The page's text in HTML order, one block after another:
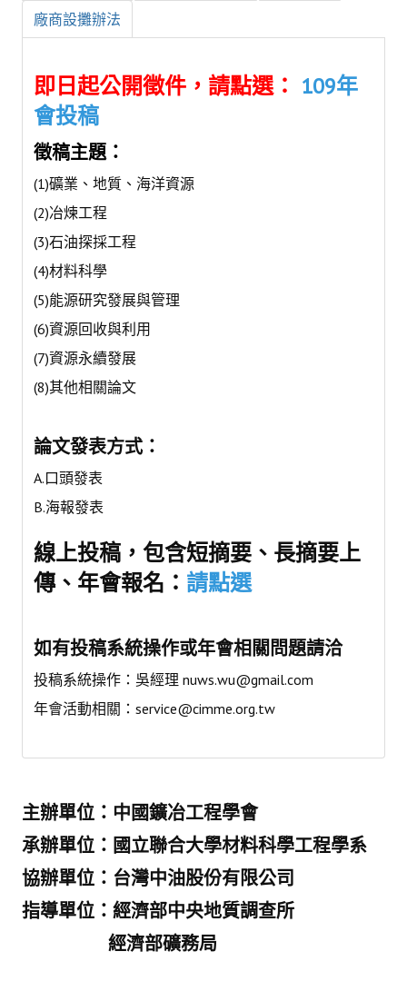
場地租借管理辦法
會員代表選舉辦法
追憶盧善棟前理事長
學會獎項
盧善棟獎學金
盧善棟獎學金得獎人
歷年技術獎章得獎人
歷年大專學生獎勵金得獎人
歷年論文獎得獎人
榮譽榜
本會榮獲內政部104年全國性社會暨職業團體工作品鑑「甲等獎」
本會朱前理事長榮獲2012年第30屆國家傑出總經理獎
歷年詹天佑論文獎與中工會論文得獎人
學會出版品
年會手冊
專題討論會論文集
鑽禧紀念冊
廠商設攤辦法
即日起公開徵件，請點選： 109年
會投稿
徵稿主題：
(1)礦業、地質、海洋資源
(2)冶煉工程
(3)石油探採工程
(4)材料科學
(5)能源研究發展與管理
(6)資源回收與利用
(7)資源永續發展
(8)其他相關論文
論文發表方式：
A.口頭發表
B.海報發表
線上投稿，包含短摘要、長摘要上
傳、年會報名： 請點選
如有投稿系統操作或年會相關問題請洽
投稿系統操作：吳經理 nuws.wu@gmail.com
年會活動相關： service@cimme.org.tw
主辦單位：中國鑛冶工程學會
承辦單位：國立聯合大學材料科學工程學系
協辦單位：台灣中油股份有限公司
指導單位：經濟部中央地質調查所
經濟部礦務局